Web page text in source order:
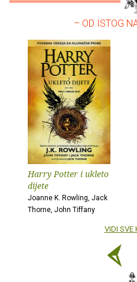
– OD ISTOG
Harry Potter i ukleto
dijete
Joanne K. Rowling, Jack
Thorne, John Tiffany
VIDI SVE